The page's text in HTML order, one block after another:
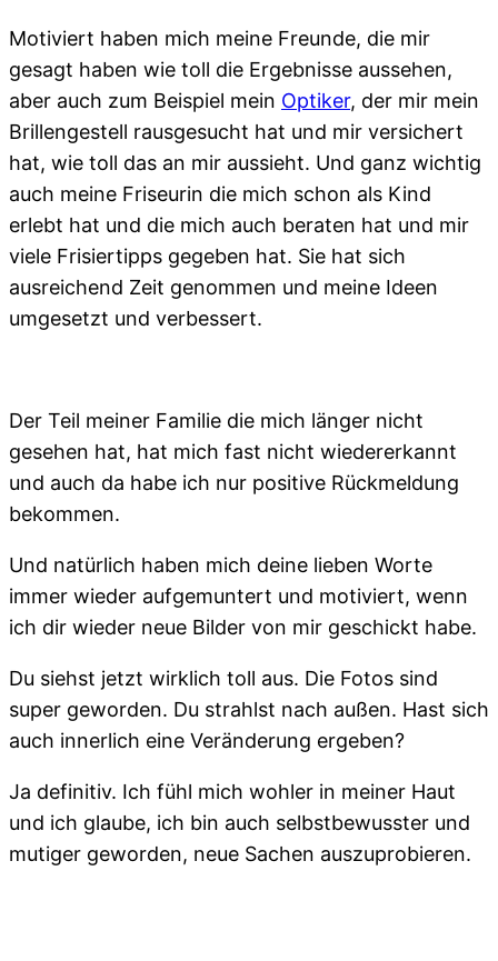
Motiviert haben mich meine Freunde, die mir
gesagt haben wie toll die Ergebnisse aussehen,
aber auch zum Beispiel mein Optiker, der mir mein
Brillengestell rausgesucht hat und mir versichert
hat, wie toll das an mir aussieht. Und ganz wichtig
auch meine Friseurin die mich schon als Kind
erlebt hat und die mich auch beraten hat und mir
viele Frisiertipps gegeben hat. Sie hat sich
ausreichend Zeit genommen und meine Ideen
umgesetzt und verbessert.
Der Teil meiner Familie die mich länger nicht
gesehen hat, hat mich fast nicht wiedererkannt
und auch da habe ich nur positive Rückmeldung
bekommen.
Und natürlich haben mich deine lieben Worte
immer wieder aufgemuntert und motiviert, wenn
ich dir wieder neue Bilder von mir geschickt habe.
Du siehst jetzt wirklich toll aus. Die Fotos sind
super geworden. Du strahlst nach außen. Hast sich
auch innerlich eine Veränderung ergeben?
Ja definitiv. Ich fühl mich wohler in meiner Haut
und ich glaube, ich bin auch selbstbewusster und
mutiger geworden, neue Sachen auszuprobieren.